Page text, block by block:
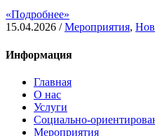
«Подробнее»
15.04.2026 /Мероприятия,
Информация
Главная
О нас
Услуги
Социально-
Мероприятия